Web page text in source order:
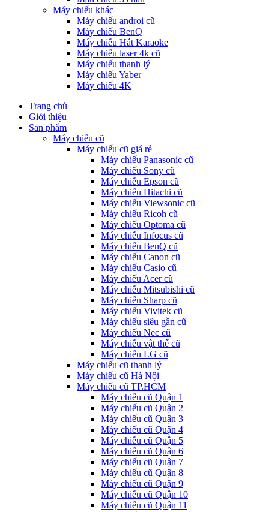
Máy chiếu khác
Máy chiếu androi cũ
Máy chiếu BenQ
Máy chiếu Hát Karaoke
Máy chiếu laser 4k cũ
Máy chiếu thanh lý
Máy chiếu Yaber
Máy chiếu 4K
Trang chủ
Giới thiệu
Sản phẩm
Máy chiếu cũ
Máy chiếu cũ giá rẻ
Máy chiếu Panasonic cũ
Máy chiếu Sony cũ
Máy chiếu Epson cũ
Máy chiếu Hitachi cũ
Máy chiếu Viewsonic cũ
Máy chiếu Ricoh cũ
Máy chiếu Optoma cũ
Máy chiếu Infocus cũ
Máy chiếu BenQ cũ
Máy chiếu Canon cũ
Máy chiếu Casio cũ
Máy chiếu Acer cũ
Máy chiếu Mitsubishi cũ
Máy chiếu Sharp cũ
Máy chiếu Vivitek cũ
Máy chiếu siêu gần cũ
Máy chiếu Nec cũ
Máy chiếu vật thể cũ
Máy chiếu LG cũ
Máy chiếu cũ thanh lý
Máy chiếu cũ Hà Nội
Máy chiếu cũ TP.HCM
Máy chiếu cũ Quận 1
Máy chiếu cũ Quận 2
Máy chiếu cũ Quận 3
Máy chiếu cũ Quận 4
Máy chiếu cũ Quận 5
Máy chiếu cũ Quận 6
Máy chiếu cũ Quận 7
Máy chiếu cũ Quận 8
Máy chiếu cũ Quận 9
Máy chiếu cũ Quận 10
Máy chiếu cũ Quận 11